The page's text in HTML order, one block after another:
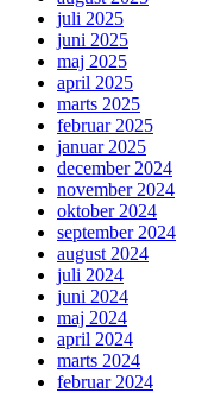
juli 2025
juni 2025
maj 2025
april 2025
marts 2025
februar 2025
januar 2025
december 2024
november 2024
oktober 2024
september 2024
august 2024
juli 2024
juni 2024
maj 2024
april 2024
marts 2024
februar 2024